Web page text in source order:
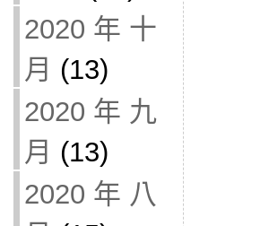
2020 年 十
月 (13)
2020 年 九
月 (13)
2020 年 八